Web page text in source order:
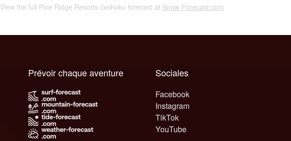
View the full Pine Ridge Resorts Geihoku forecast at Snow-Forecast.com
Sociales
Facebook
Instagram
TikTok
YouTube
Prévoir chaque aventure